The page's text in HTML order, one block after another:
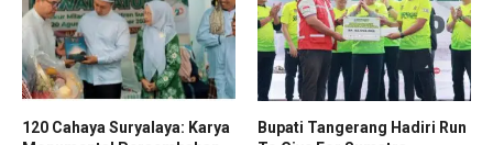
120 Cahaya Suryalaya: Karya
Bupati Tangerang Hadiri Run